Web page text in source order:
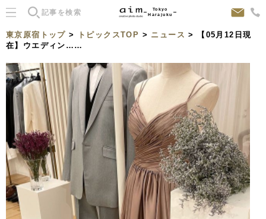
Tokyo
Harajuku
東京原宿トップ > トピックスTOP > ニュース > 【05月12日現
在】ウエディン……